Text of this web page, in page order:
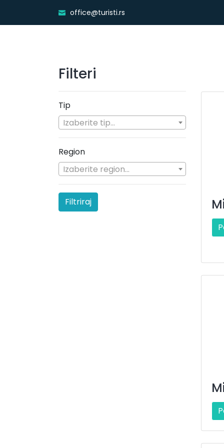
office@turisti.rs
Filteri
Tip
Izaberite tip...
Region
Izaberite region...
Filtriraj